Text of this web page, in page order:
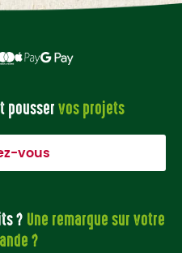
pousservos projets
vous
? Une remarque sur votre
?